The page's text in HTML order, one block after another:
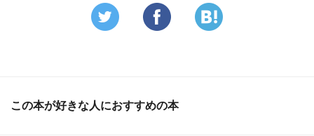
この本が好きな人におすすめの本